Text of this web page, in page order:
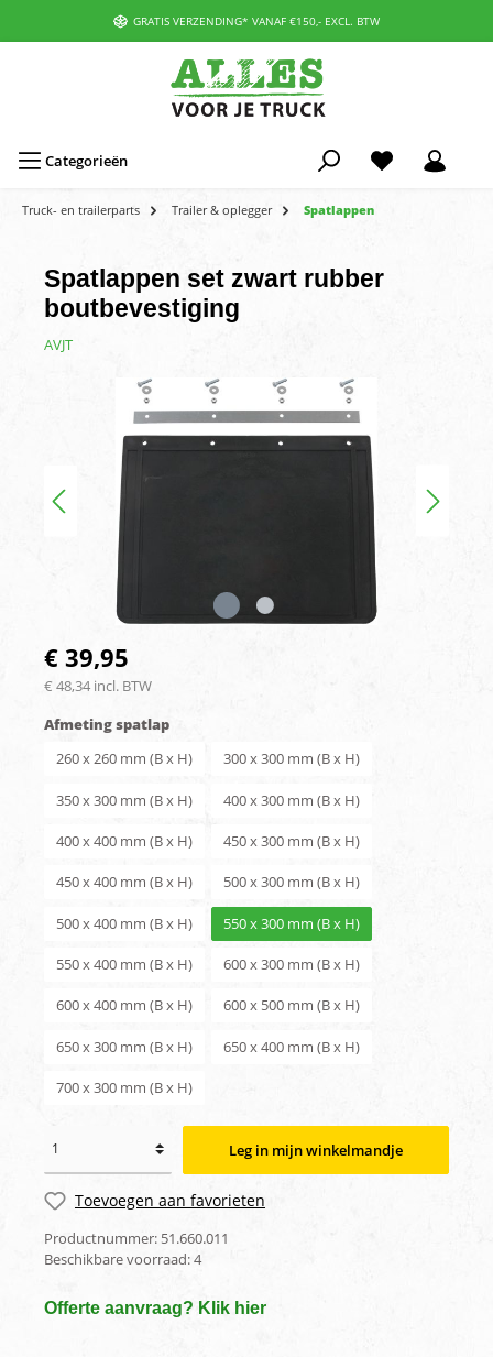
GRATIS VERZENDING* VANAF €150,- EXCL. BTW
Categorieën
Truck- en trailerparts Trailer & oplegger Spatlappen
Spatlappen set zwart rubber
boutbevestiging
AVJT
€ 39,95
€ 48,34 incl. BTW
Afmeting spatlap
260 x 260 mm (B x H)
300 x 300 mm (B x H)
350 x 300 mm (B x H) 400 x 300 mm (B x H)
400 x 400 mm (B x H) 450 x 300 mm (B x H)
450 x 400 mm (B x H) 500 x 300 mm (B x H)
500 x 400 mm (B x H) 550 x 300 mm (B x H)
550 x 400 mm (B x H) 600 x 300 mm (B x H)
600 x 400 mm (B x H) 600 x 500 mm (B x H)
650 x 300 mm (B x H) 650 x 400 mm (B x H)
700 x 300 mm (B x H)
Leg in mijn winkelmandje
Toevoegen aan favorieten
Productnummer: 51.660.011
Beschikbare voorraad:4
Offerte aanvraag? Klik hier